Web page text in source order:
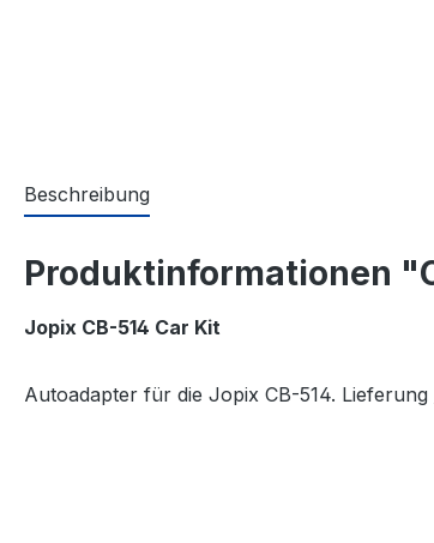
Beschreibung
Produktinformationen
Jopix CB-514 Car Kit
Autoadapter für die Jopix CB-514. Lieferung